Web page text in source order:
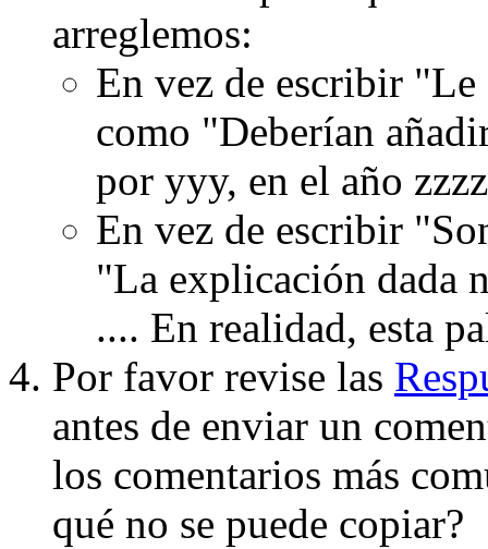
arreglemos:
En vez de escribir
como "Deberían
por yyy, en el año
En vez de escribir
"La explicación dada
.... En realidad, esta
Por favor revise las
antes de enviar un
los comentarios más
qué no se puede copiar?